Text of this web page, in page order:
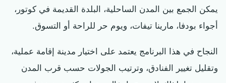
يمكن الجمع بين المدن الساحلية، البلدة القديمة في كوتور،
أجواء بودفا، مارينا تيفات، ويوم حر للراحة أو التسوق.
النجاح في هذا البرنامج يعتمد على اختيار مدينة إقامة عملية،
وتقليل تغيير الفنادق، وترتيب الجولات حسب قرب المدن